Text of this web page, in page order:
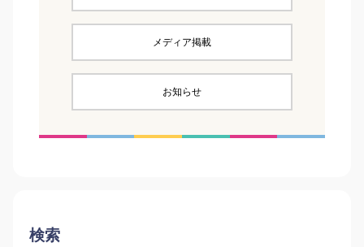
メディア掲載
お知らせ
検索